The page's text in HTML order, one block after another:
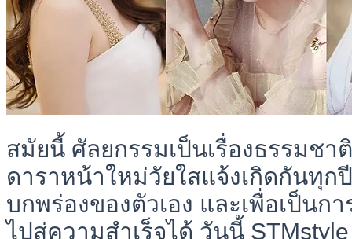
สมัยนี้ ศัลยกรรมเป็นเรื่องธรรมชา
ดาราหน้าใหม่วัยใสแจ้งเกิดกันทุก
บกพร่องของตัวเอง และเพื่อเป็นก
ไปสู่ความสำเร็จได้ วันนี้